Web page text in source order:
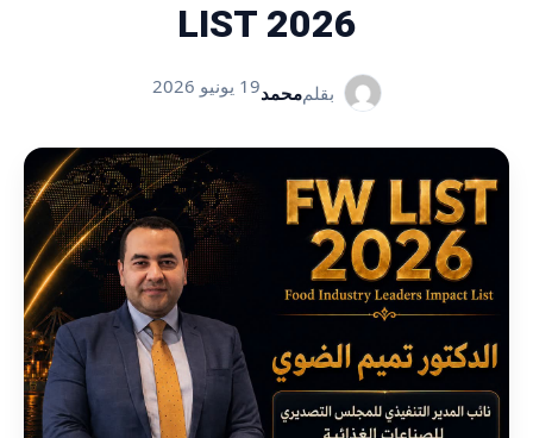
LIST 2026
بقلممحمد19 يونيو 2026